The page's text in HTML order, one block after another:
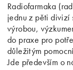
Radiofarmaka
jednu z pěti divizí
výrobou,
do praxe pro
důležitým
Jde především o